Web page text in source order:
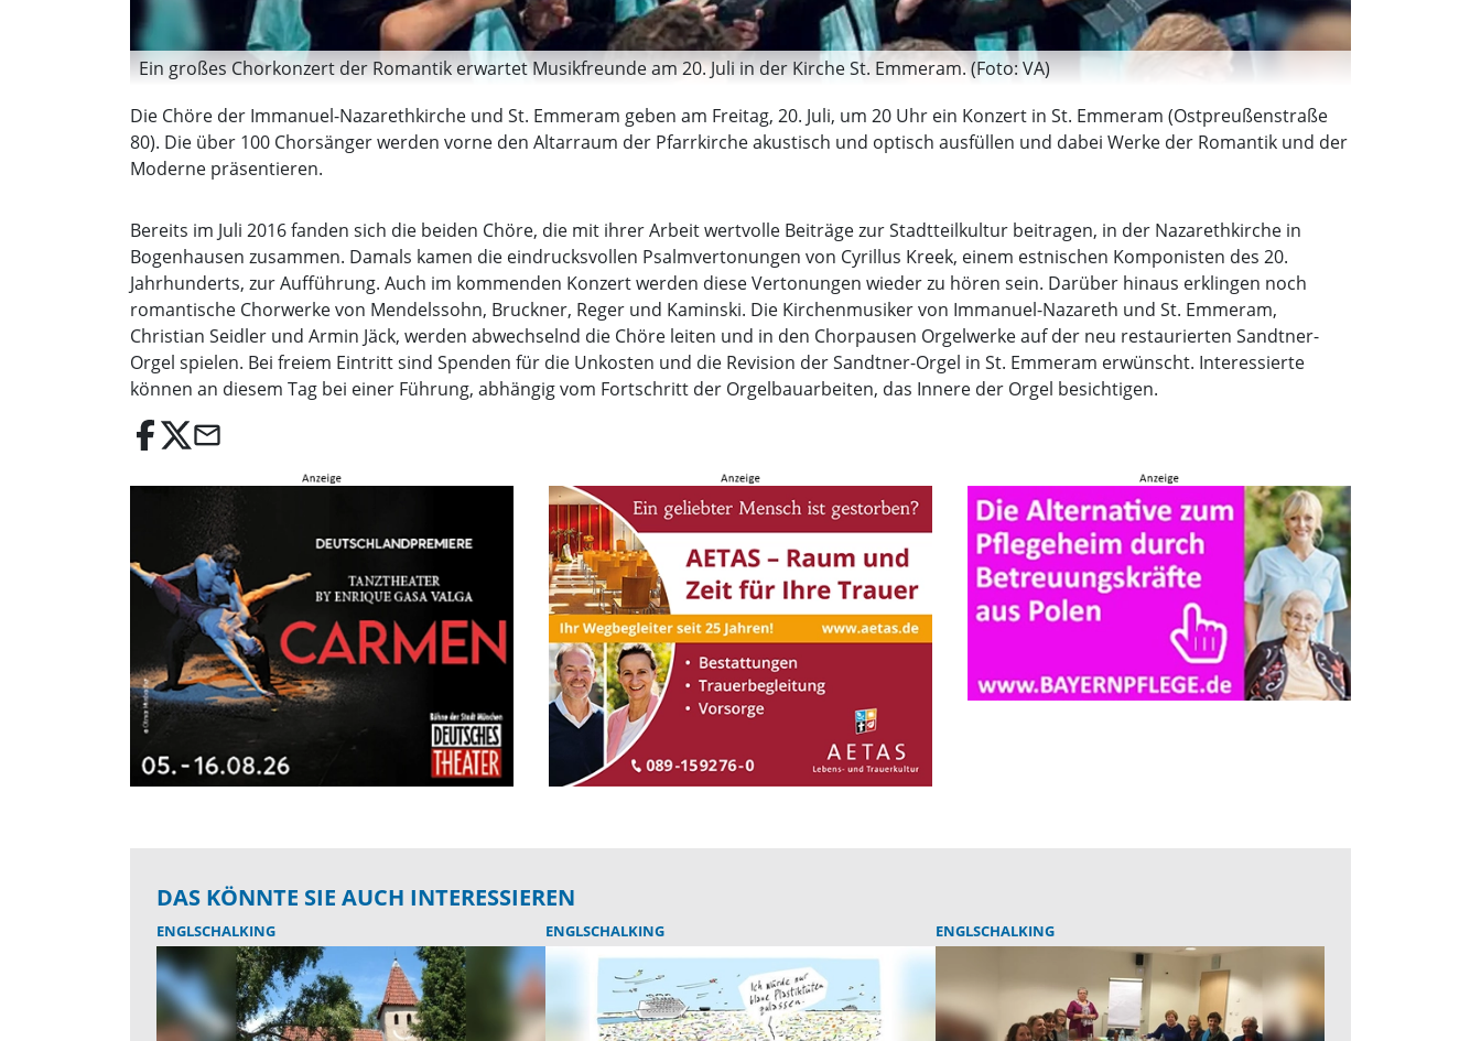
Ein großes Chorkonzert der Romantik erwartet Musikfreunde am 20. Juli in der Kirche St. Emmeram. (Foto: VA)
Die Chöre der Immanuel-Nazarethkirche und St. Emmeram geben am Freitag, 20. Juli, um 20 Uhr ein Konzert in St. Emmeram (Ostpreußenstraße
80). Die über 100 Chorsänger werden vorne den Altarraum der Pfarrkirche akustisch und optisch ausfüllen und dabei Werke der Romantik und der
Moderne präsentieren.
Bereits im Juli 2016 fanden sich die beiden Chöre, die mit ihrer Arbeit wertvolle Beiträge zur Stadtteilkultur beitragen, in der Nazarethkirche in
Bogenhausen zusammen. Damals kamen die eindrucksvollen Psalmvertonungen von Cyrillus Kreek, einem estnischen Komponisten des 20.
Jahrhunderts, zur Aufführung. Auch im kommenden Konzert werden diese Vertonungen wieder zu hören sein. Darüber hinaus erklingen noch
romantische Chorwerke von Mendelssohn, Bruckner, Reger und Kaminski. Die Kirchenmusiker von Immanuel-Nazareth und St. Emmeram,
Christian Seidler und Armin Jäck, werden abwechselnd die Chöre leiten und in den Chorpausen Orgelwerke auf der neu restaurierten Sandtner-
Orgel spielen. Bei freiem Eintritt sind Spenden für die Unkosten und die Revision der Sandtner-Orgel in St. Emmeram erwünscht. Interessierte
können an diesem Tag bei einer Führung, abhängig vom Fortschritt der Orgelbauarbeiten, das Innere der Orgel besichtigen.
email
DAS KÖNNTE SIE AUCH INTERESSIEREN
ENGLSCHALKING ENGLSCHALKING ENGLSCHALKING